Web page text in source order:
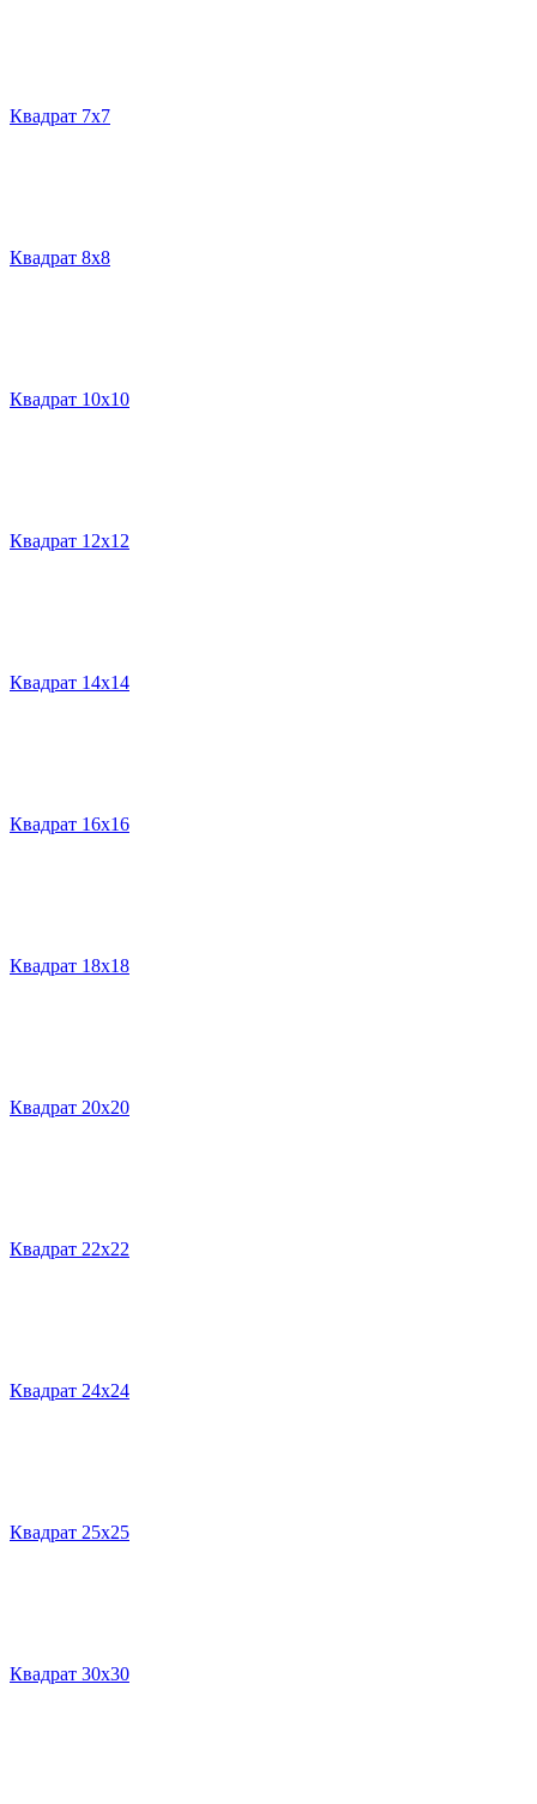
Квадрат 7х7
Квадрат 8х8
Квадрат 10х10
Квадрат 12х12
Квадрат 14х14
Квадрат 16х16
Квадрат 18х18
Квадрат 20х20
Квадрат 22х22
Квадрат 24х24
Квадрат 25х25
Квадрат 30х30